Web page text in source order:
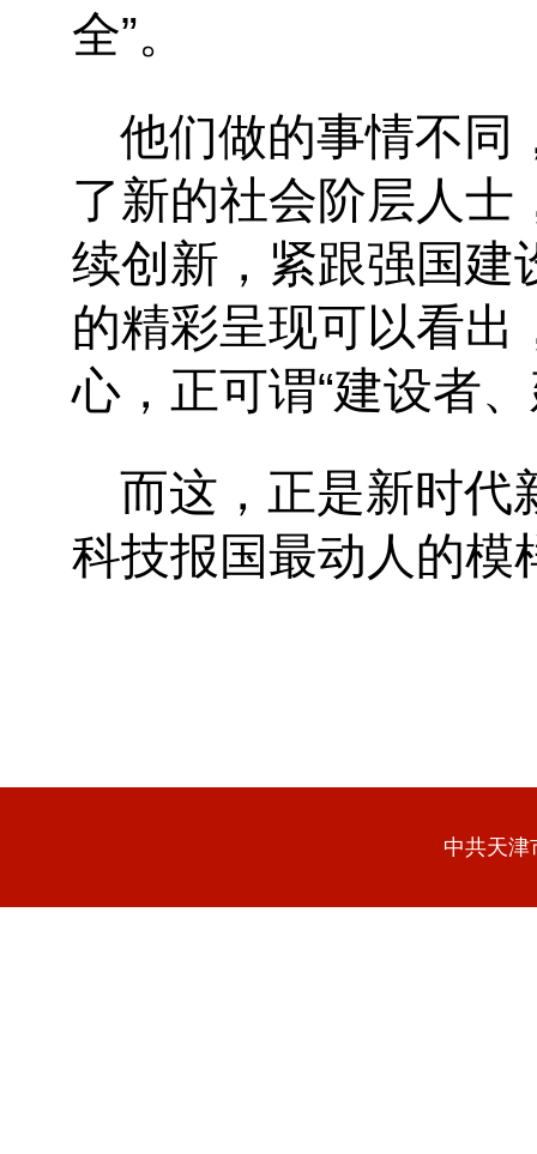
全”。
他们做的事情不同
了新的社会阶层人
续创新，紧跟强国建
的精彩呈现可以看出
心，正可谓“建设者
而这，正是新时代
科技报国最动人的模
中共天津